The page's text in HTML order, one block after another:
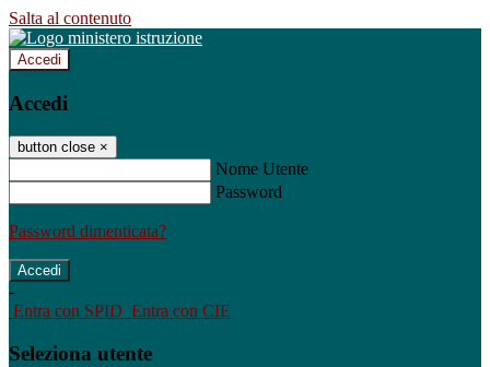
Salta al contenuto
Accedi
Accedi
button close ×
Nome Utente
Password
Password dimenticata?
-
Entra con SPID Entra con CIE
Seleziona utente